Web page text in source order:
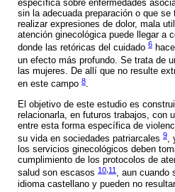
específica sobre enfermedades
sin la adecuada preparación o que
realizar expresiones de dolor, mala
atención ginecológica puede llegar a
donde las retóricas del cuidado 6
un efecto más profundo. Se trata de
las mujeres. De allí que no resulte
en este campo 8.
El objetivo de este estudio es
relacionarla, en futuros trabajos, con
entre esta forma específica de
su vida en sociedades patriarcales 9,
los servicios ginecológicos deben
cumplimiento de los protocolos de
salud son escasos 10 11 , aun cuando
idioma castellano y pueden no